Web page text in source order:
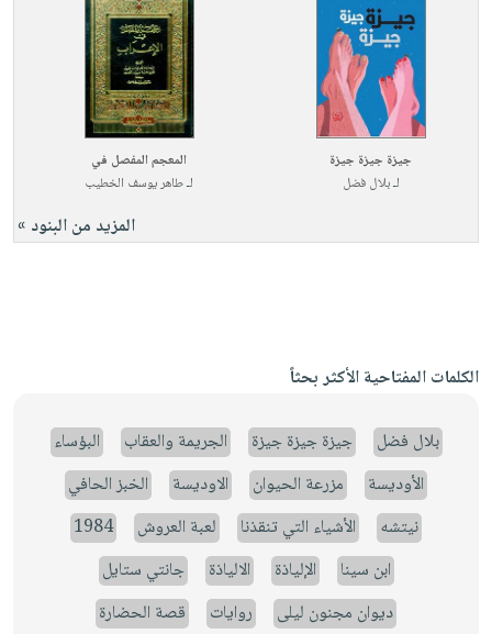
جيزة جيزة جيزة
لـبلال فضل
المعجم المفصل في
لـطاهر يوسف الخطيب
المزيد من البنود »
الكلمات المفتاحية الأكثر بحثاً
بلال فضل جيزة جيزة جيزة الجريمة والعقاب
البؤساء
الأوديسة
مزرعة الحيوان الاوديسة
الخبز الحافي
نيتشه
الأشياء التي تنقذنا لعبة العروش
1984
ابن سينا
الإلياذة الالياذة
جانتي ستايل
ديوان مجنون ليلى
روايات
قصة الحضارة